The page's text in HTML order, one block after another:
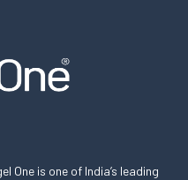
One is one of India’s leading